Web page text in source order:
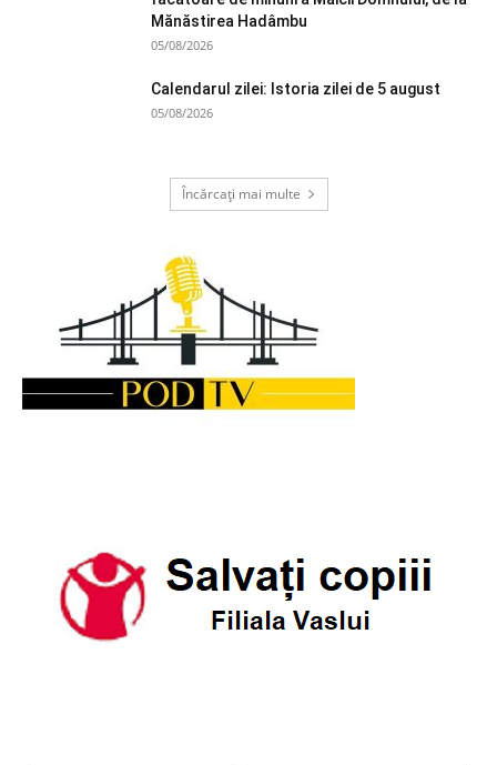
Mănăstirea Hadâmbu
05/08/2026
Calendarul zilei: Istoria zilei de 5 august
05/08/2026
Încărcați mai multe